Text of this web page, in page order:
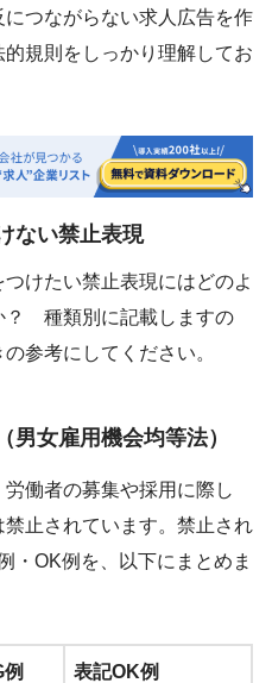
つながらない求人広告を作
規則をしっかり理解してお
ない禁止表現
けたい禁止表現にはどのよ
？ 種類別に記載しますの
参考にしてください。
女雇用機会均等法）
働者の募集や採用に際し
止されています。禁止され
・OK例を、以下にまとめま
表記OK例